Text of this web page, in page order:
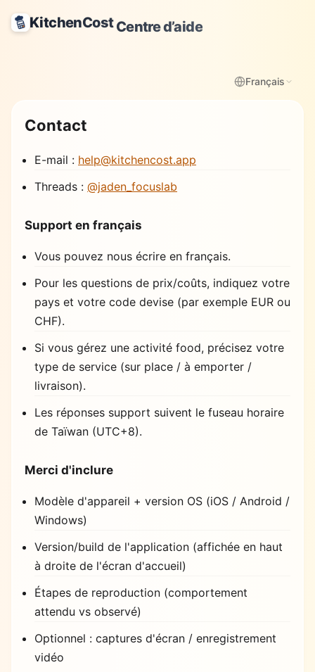
KitchenCostCentre d’aide
Français
Contact
E-mail : help@kitchencost.app
Threads : @jaden_focuslab
Support en français
Vous pouvez nous écrire en français.
Pour les questions de prix/coûts, indiquez votre
pays et votre code devise (par exemple EUR ou
CHF).
Si vous gérez une activité food, précisez votre
type de service (sur place / à emporter /
livraison).
Les réponses support suivent le fuseau horaire
de Taïwan (UTC+8).
Merci d'inclure
Modèle d'appareil + version OS (iOS / Android /
Windows)
Version/build de l'application (affichée en haut
à droite de l'écran d'accueil)
Étapes de reproduction (comportement
attendu vs observé)
Optionnel : captures d'écran / enregistrement
vidéo